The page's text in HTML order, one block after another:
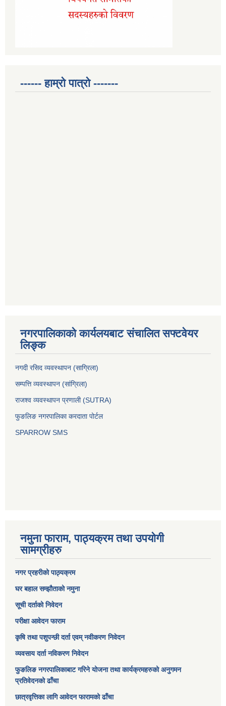
------ हाम्रो पात्रो -------
नगरपालिकाको कार्यलयबाट संचालित सफ्टवेयर
लिङ्क
नगदी रसिद व्यवस्थापन (साग्रिला)
सम्पत्ति व्यवस्थापन (सांग्रिला)
राजश्व व्यवस्थापन प्रणाली (SUTRA)
फुङलिङ नगरपालिका करदाता पोर्टल
SPARROW SMS
नमुना फाराम, पाठ्यक्रम तथा उपयोगी
सामग्रीहरु
नगर प्रहरीको पाठ्यक्रम
घर बहाल सम्झौताको नमुना
सूची दर्ताको निवेदन
परीक्षा आवेदन फाराम
कृषि तथा पशुपन्छी दर्ता एवम् नवीकरण निवेदन
व्यवसाय दर्ता नविकरण निवेदन
फुङलिङ नगरपालिकाबाट गरिने योजना तथा कार्यक्रमहरुको अनुगमन
प्रतिवेदनको ढाँचा
छात्रवृत्तिका लागि आवेदन फारामको ढाँचा